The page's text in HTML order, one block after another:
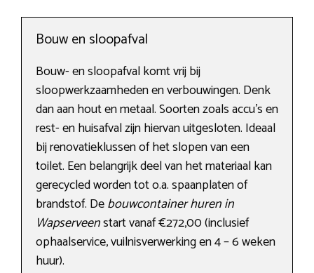
Bouw en sloopafval
Bouw- en sloopafval komt vrij bij
sloopwerkzaamheden en verbouwingen. Denk
dan aan hout en metaal. Soorten zoals accu’s en
rest- en huisafval zijn hiervan uitgesloten. Ideaal
bij renovatieklussen of het slopen van een
toilet. Een belangrijk deel van het materiaal kan
gerecycled worden tot o.a. spaanplaten of
brandstof. Debouwcontainer huren in
Wapserveenstart vanaf €272,00 (inclusief
ophaalservice, vuilnisverwerking en 4 – 6 weken
huur).